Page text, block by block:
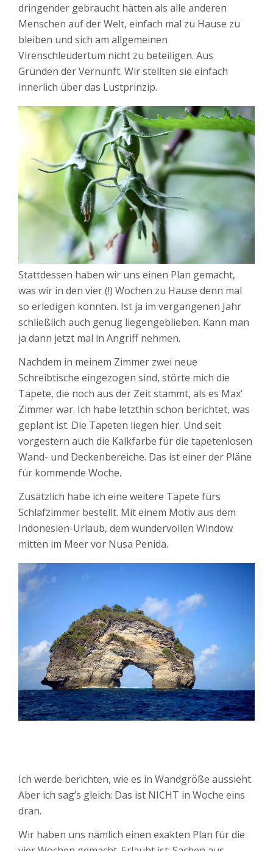
dringender gebraucht hätten als alle anderen
Menschen auf der Welt, einfach mal zu Hause zu
bleiben und sich am allgemeinen
Virenschleudertum nicht zu beteiligen. Aus
Gründen der Vernunft. Wir stellten sie einfach
innerlich über das Lustprinzip.
Stattdessen haben wir uns einen Plan gemacht,
was wir in den vier (!) Wochen zu Hause denn mal
so erledigen könnten. Ist ja im vergangenen Jahr
schließlich auch genug liegengeblieben. Kann man
ja dann jetzt mal in Angriff nehmen.
Nachdem in meinem Zimmer zwei neue
Schreibtische eingezogen sind, störte mich die
Tapete, die noch aus der Zeit stammt, als es Max‘
Zimmer war. Ich habe letzthin schon berichtet, was
geplant ist. Die Tapeten liegen hier. Und seit
vorgestern auch die Kalkfarbe für die tapetenlosen
Wand- und Deckenbereiche. Das ist einer der Pläne
für kommende Woche.
Zusätzlich habe ich eine weitere Tapete fürs
Schlafzimmer bestellt. Mit einem Motiv aus dem
Indonesien-Urlaub, dem wundervollen Window
mitten im Meer vor Nusa Penida.
Ich werde berichten, wie es in Wandgröße aussieht.
Aber ich sag’s gleich: Das ist NICHT in Woche eins
dran.
Wir haben uns nämlich einen exakten Plan für die